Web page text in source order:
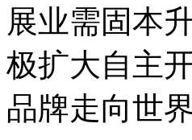
展业需固本
极扩大自主
品牌走向世界